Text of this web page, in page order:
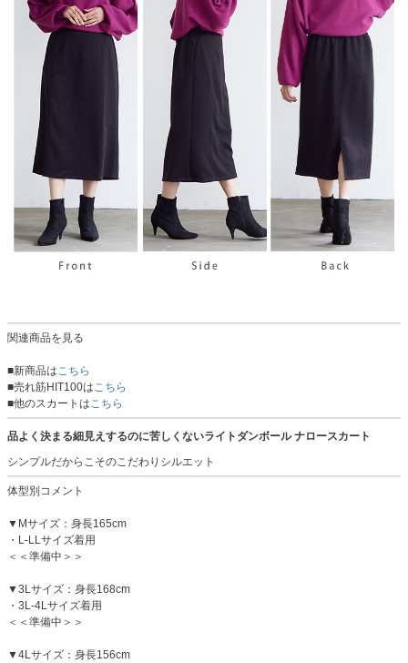
関連商品を見る
■新商品は こちら
■売れ筋HIT100は こちら
■他のスカートは こちら
品よく決まる細見えするのに苦しくないライトダンボール ナロースカート
シンプルだからこそのこだわりシルエット
体型別コメント
▼Mサイズ：身長165cm
・L-LLサイズ着用
＜＜準備中＞＞
▼3Lサイズ：身長168cm
・3L-4Lサイズ着用
＜＜準備中＞＞
▼4Lサイズ：身長156cm